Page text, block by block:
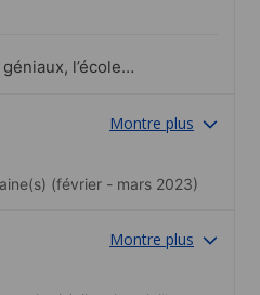
l’école
les
était toujours
Montre plus
(février - mars 2023)
Montre plus